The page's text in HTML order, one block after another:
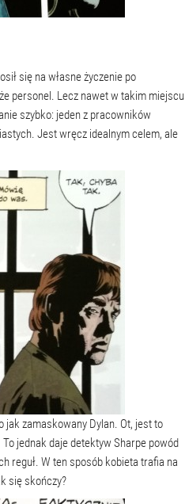
się na własne życzenie po
personel. Lecz nawet w takim miejscu
szybko: jeden z pracowników
Jest wręcz idealnym celem, ale
jak zamaskowany Dylan. Ot, jest to
jednak daje detektyw Sharpe powód
reguł. W ten sposób kobieta trafia na
się skończy?